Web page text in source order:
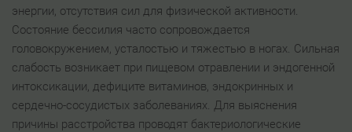
энергии, отсутствия сил для физической активности.
Состояние бессилия часто сопровождается
головокружением, усталостью и тяжестью в ногах. Сильная
слабость возникает при пищевом отравлении и эндогенной
интоксикации, дефиците витаминов, эндокринных и
сердечно-сосудистых заболеваниях. Для выяснения
причины расстройства проводят бактериологические